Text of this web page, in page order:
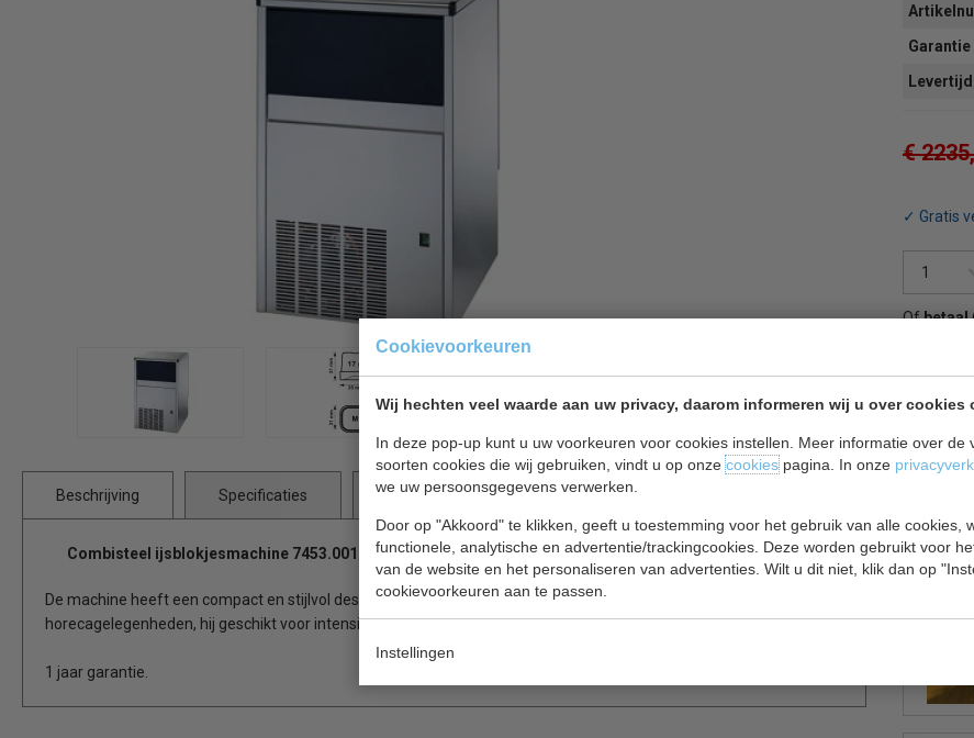
Cookievoorkeuren
Wij hechten veel waarde aan uw privacy, daarom informeren wij u over cookies
In deze pop-up kunt u uw voorkeuren voor cookies instellen. Meer informatie over de
soorten cookies die wij gebruiken, vindt u op onzecookiespagina. In onze
we uw persoonsgegevens verwerken.
Door op "Akkoord" te klikken, geeft u toestemming voor het gebruik van alle cookies,
functionele, analytische en advertentie/trackingcookies. Deze worden gebruikt voor
van de website en het personaliseren van advertenties. Wilt u dit niet, klik dan op
cookievoorkeuren aan te passen.
Instellingen
Garantie
Levertijd
€
✓ Gratis
Ofbetaal
Beschrijving Specificaties Bijlages
Combisteel ijsblokjesmachine 7453.0010
De machine heeft een compact en stijlvol design en is de perfecte ijsblokjesmachine voor bars, pubs en andere
horecagelegenheden, hij geschikt voor intensief gebruik in een professionele omgeving.
1 jaar garantie.